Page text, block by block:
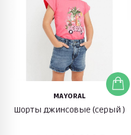
MAYORAL
Шорты джинсовые (серый )